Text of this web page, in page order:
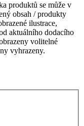
produktů se může v
obsah / produkty
ilustrace,
aktuálního dodacího
volitelné
vyhrazeny.